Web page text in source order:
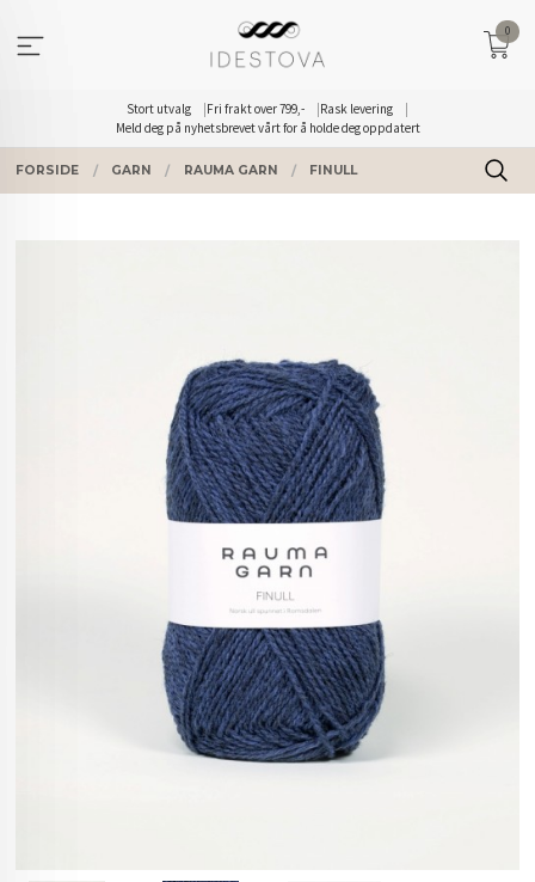
innholdet
Stort utvalg Fri frakt over 799,-
Rask levering
Meld deg på nyhetsbrevet vårt for å holde deg oppdatert
0
FORSIDE GARN RAUMA GARN FINULL